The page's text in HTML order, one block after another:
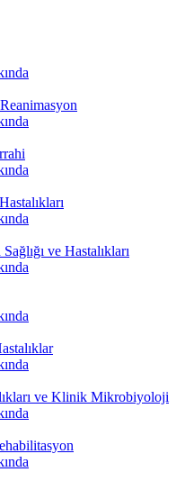
ve Hastalıkları
ve Klinik Mikrobiyoloji